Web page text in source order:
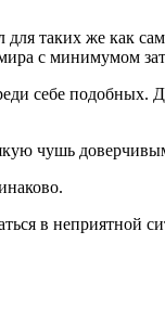
таких же как
с минимумом
себе
чушь
в неприятной